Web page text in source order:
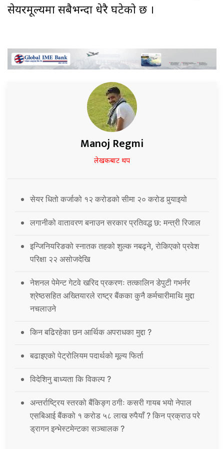
सेयरमूल्यमा सबैभन्दा धेरै घटेको छ ।
Manoj Regmi
लेखकबाट थप
सेयर धितो कर्जाको १२ करोडको सीमा २० करोड पुर्‍याइयो
लगानीको वातावरण बनाउन सरकार प्रतिवद्ध छ: मन्त्री रिजाल
इन्जिनियरिङको स्नातक तहको शुल्क नबढ्ने, रोकिएको प्रवेश
परिक्षा २२ असोजदेखि
नेशनल पेमेन्ट गेटवे खरिद प्रकरणः तत्कालिन डेपुटी गभर्नर
श्रेष्ठसहित अख्तियारले राष्ट्र बैंकका कुनै कर्मचारीमाथि मुद्दा
नचलाउने
किन बढिरहेका छन आर्थिक अपराधका मुद्दा ?
बढाइएको पेट्रोलियम पदार्थको मूल्य फिर्ता
विदेशिनु बाध्यता कि विकल्प ?
अन्तर्राष्ट्रिय स्तरको बैंकिङ्ग ठगीः कसरी गायब भयो नेपाल
एसबिआई बैंकको १ करोड ५८ लाख रुपैयाँ ? किन प्रक्राउ परे
ड्रागन इन्भेस्टमेन्टका सञ्चालक ?